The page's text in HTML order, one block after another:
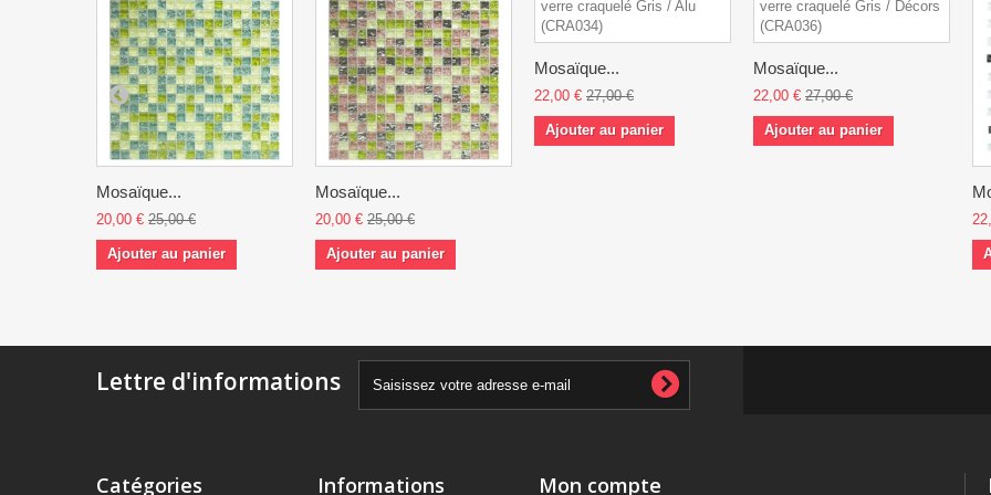
Mosaïque...
20,00 € 25,00 €
Ajouter au panier
Mosaïque...
20,00 € 25,00 €
Ajouter au panier
Mosaïque...
22,00 € 27,00 €
Ajouter au panier
Mosaïque...
22,00 € 27,00 €
Ajouter au panier
Lettre d'informations
Catégories Informations Mon compte